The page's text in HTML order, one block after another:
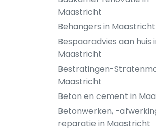
Maastricht
Behangers in Maastricht
Bespaaradvies aan huis
Maastricht
Bestratingen-
Maastricht
Beton en cement in
Betonwerken, -
reparatie in Maastricht